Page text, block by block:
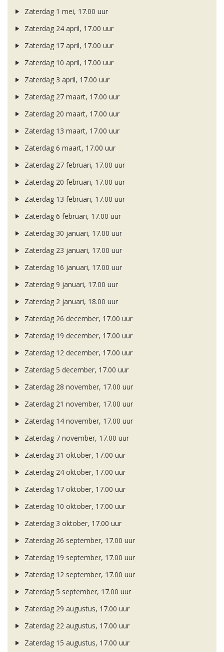
Zaterdag 1 mei, 17.00 uur
Zaterdag 24 april, 17.00 uur
Zaterdag 17 april, 17.00 uur
Zaterdag 10 april, 17.00 uur
Zaterdag 3 april, 17.00 uur
Zaterdag 27 maart, 17.00 uur
Zaterdag 20 maart, 17.00 uur
Zaterdag 13 maart, 17.00 uur
Zaterdag 6 maart, 17.00 uur
Zaterdag 27 februari, 17.00 uur
Zaterdag 20 februari, 17.00 uur
Zaterdag 13 februari, 17.00 uur
Zaterdag 6 februari, 17.00 uur
Zaterdag 30 januari, 17.00 uur
Zaterdag 23 januari, 17.00 uur
Zaterdag 16 januari, 17.00 uur
Zaterdag 9 januari, 17.00 uur
Zaterdag 2 januari, 18.00 uur
Zaterdag 26 december, 17.00 uur
Zaterdag 19 december, 17.00 uur
Zaterdag 12 december, 17.00 uur
Zaterdag 5 december, 17.00 uur
Zaterdag 28 november, 17.00 uur
Zaterdag 21 november, 17.00 uur
Zaterdag 14 november, 17.00 uur
Zaterdag 7 november, 17.00 uur
Zaterdag 31 oktober, 17.00 uur
Zaterdag 24 oktober, 17.00 uur
Zaterdag 17 oktober, 17.00 uur
Zaterdag 10 oktober, 17.00 uur
Zaterdag 3 oktober, 17.00 uur
Zaterdag 26 september, 17.00 uur
Zaterdag 19 september, 17.00 uur
Zaterdag 12 september, 17.00 uur
Zaterdag 5 september, 17.00 uur
Zaterdag 29 augustus, 17.00 uur
Zaterdag 22 augustus, 17.00 uur
Zaterdag 15 augustus, 17.00 uur